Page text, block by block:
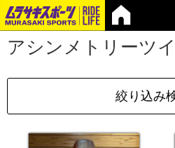
アシンメトリーツ
絞り込み